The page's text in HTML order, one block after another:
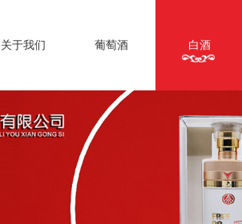
关于我们 葡萄酒 白酒